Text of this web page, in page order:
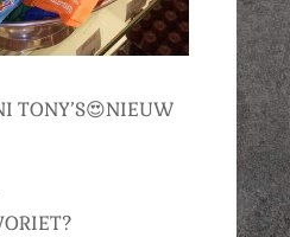
TONY’S😍NIEUW